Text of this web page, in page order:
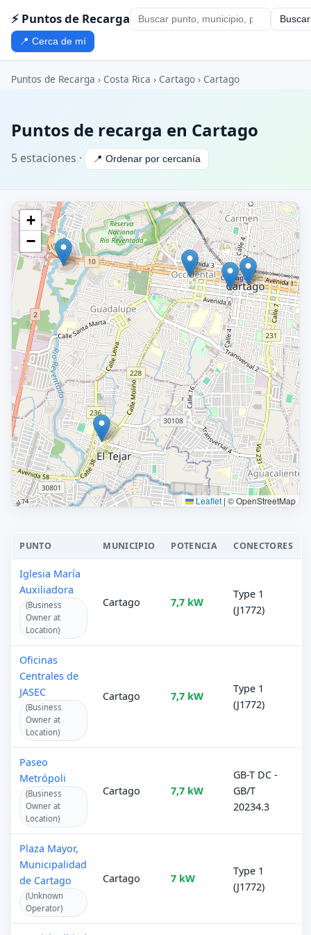
⚡ Puntos de Recarga Buscar
📍 Cerca de mí
Puntos de Recarga › Costa Rica › Cartago › Cartago
Puntos de recarga en Cartago
5 estaciones · 📍 Ordenar por cercanía
+
−
Leaflet |© OpenStreetMap
PUNTO MUNICIPIO POTENCIA CONECTORES
Iglesia María
Auxiliadora
(Business
Owner at
Location)
Cartago 7,7 kW
Type 1
(J1772)
Oficinas
Centrales de
JASEC
(Business
Owner at
Location)
Cartago 7,7 kW
Type 1
(J1772)
Paseo
Metrópoli
(Business
Owner at
Location)
Cartago 7,7 kW
GB-T DC -
GB/T
20234.3
Plaza Mayor,
Municipalidad
de Cartago
(Unknown
Operator)
Cartago 7 kW
Type 1
(J1772)